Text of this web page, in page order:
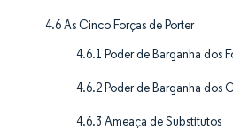
4.6 As Cinco Forças de Porter
4.6.1 Poder de Barganha dos
4.6.2 Poder de Barganha dos
4.6.3 Ameaça de Substitutos